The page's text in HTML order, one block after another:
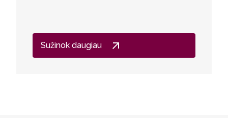
Sužinok daugiau